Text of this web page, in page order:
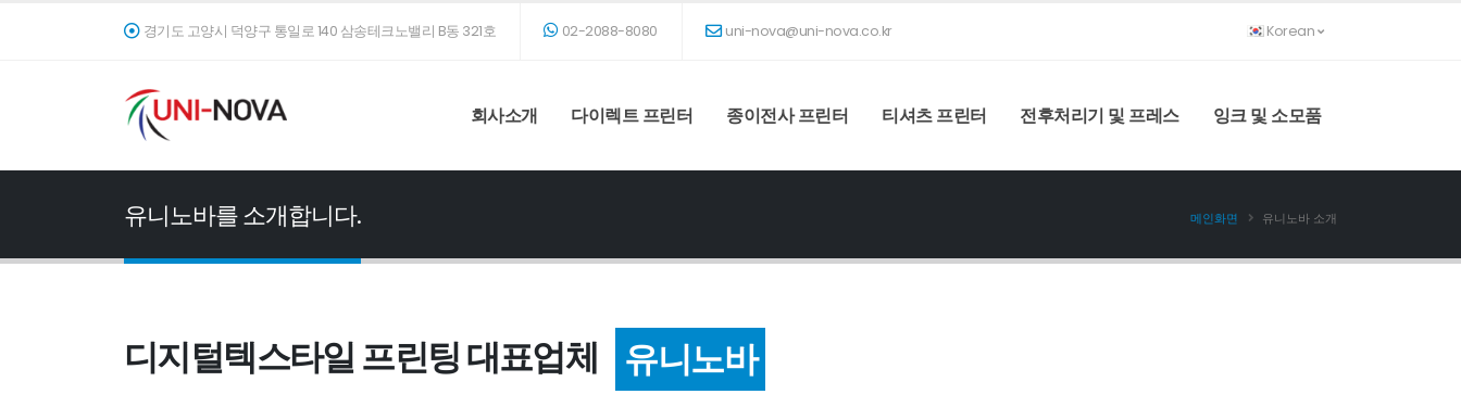
경기도 고양시 덕양구 통일로 140 삼송테크노밸리 B동 321호 02-2088-8080 uni-nova@uni-nova.co.kr Korean
회사소개 다이렉트 프린터 종이전사 프린터 티셔츠 프린터 전후처리기 및 프레스 잉크 및 소모품
유니노바를 소개합니다. 메인화면 유니노바 소개
디지털텍스타일 프린팅 대표업체 유니노바